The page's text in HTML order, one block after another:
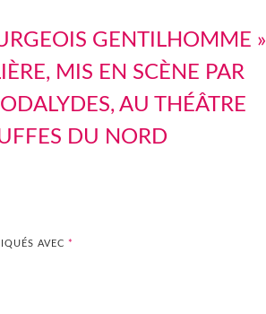
GENTILHOMME »
MIS EN SCÈNE PAR
AU THÉÂTRE
DU NORD
AVEC *